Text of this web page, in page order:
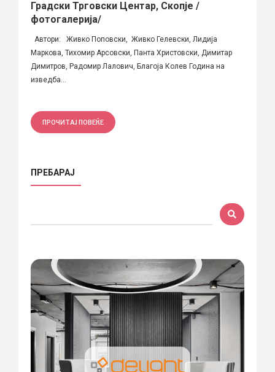
Градски Трговски Центар, Скопје /
фотогалерија/
Автори: Живко Поповски, Живко Гелевски, Лидија
Маркова, Тихомир Арсовски, Панта Христовски, Димитар
Димитров, Радомир Лалович, Благоја Колев Година на
изведба...
ПРОЧИТАЈ ПОВЕЌЕ
ПРЕБАРАЈ